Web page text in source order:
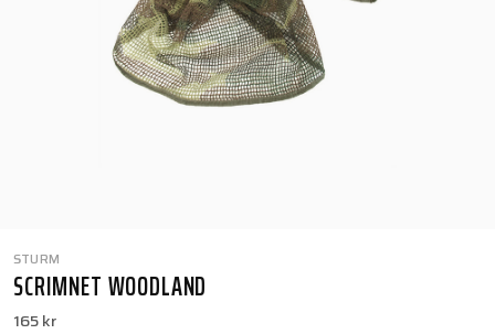
STURM
SCRIMNET WOODLAND
165 kr